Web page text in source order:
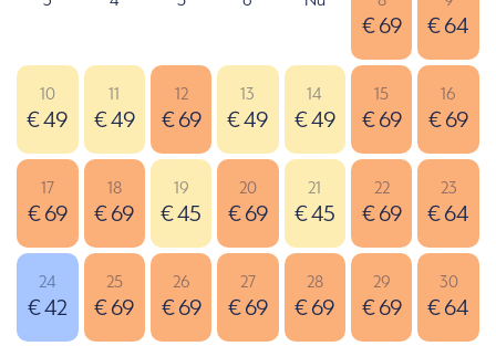
€ 69 € 64
10
€ 49
11
€ 49
12
€ 69
13
€ 49
14
€ 49
15
€ 69
16
€ 69
17
€ 69
18
€ 69
19
€ 45
20
€ 69
21
€ 45
22
€ 69
23
€ 64
24
€ 42
25
€ 69
26
€ 69
27
€ 69
28
€ 69
29
€ 69
30
€ 64